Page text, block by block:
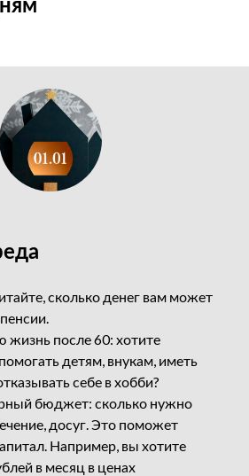
сколько денег вам может
жизнь после 60: хотите
детям, внукам, иметь
себе в хобби?
бюджет: сколько нужно
досуг. Это поможет
Например, вы хотите
в месяц в ценах